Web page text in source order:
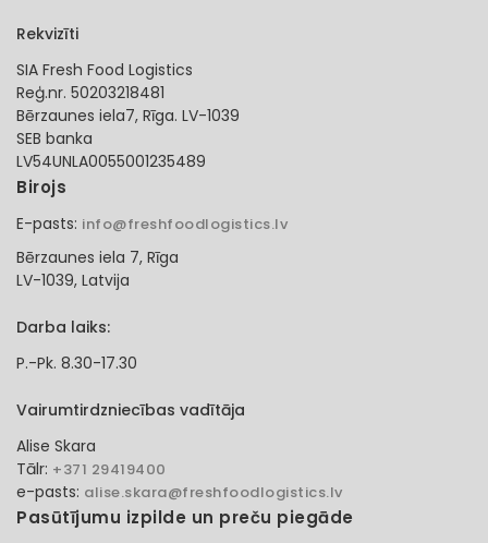
Rekvizīti
SIA Fresh Food Logistics
Reģ.nr. 50203218481
Bērzaunes iela7, Rīga. LV-1039
SEB banka
LV54UNLA0055001235489
Birojs
E-pasts: info@freshfoodlogistics.lv
Bērzaunes iela 7, Rīga
LV-1039, Latvija
Darba laiks:
P.-Pk. 8.30-17.30
Vairumtirdzniecības vadītāja
Alise Skara
Tālr: +371 29419400
e-pasts: alise.skara@freshfoodlogistics.lv
Pasūtījumu izpilde un preču piegāde